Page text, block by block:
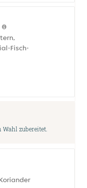
Fisch-
zubereitet.